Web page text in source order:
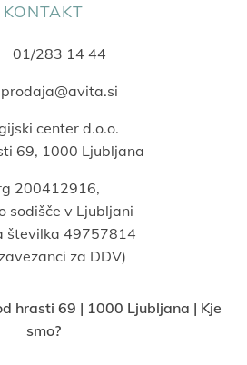
KONTAKT
01/283 14 44
prodaja@avita.si
center d.o.o.
69, 1000 Ljubljana
200412916,
sodišče v Ljubljani
številka 49757814
za DDV)
hrasti 69 | 1000 Ljubljana | Kje
smo?